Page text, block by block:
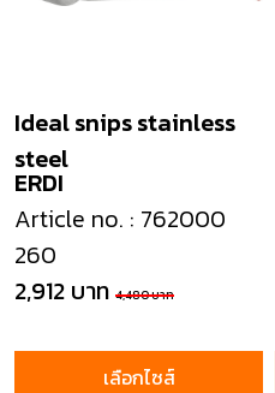
ERDI
Ideal snips stainless
steel
Article no. : 762000
260
2,912 บาท 4,480 บาท
เลือกไซส์